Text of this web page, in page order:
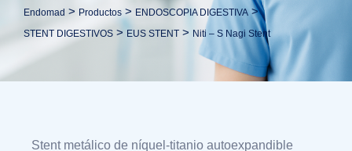
Endomad > Productos > ENDOSCOPIA DIGESTIVA>
STENT DIGESTIVOS > EUS STENT > Niti – S Nagi Stent
Stent metálico de níquel-titanio autoexpandible